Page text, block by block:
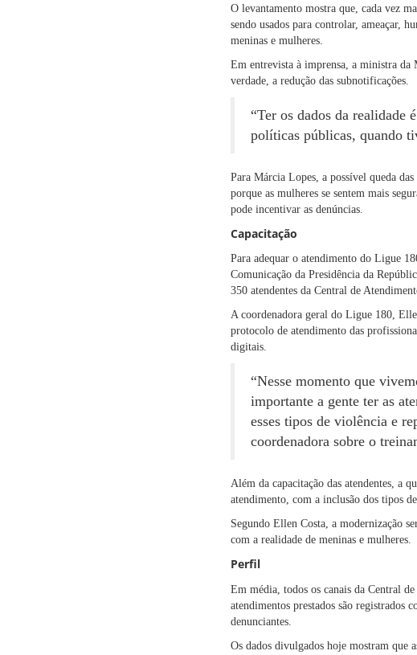
O levantamento mostra que, cada vez
sendo usados para controlar, ameaçar,
meninas e mulheres.
Em entrevista à imprensa, a ministra da
verdade, a redução das subnotificações.
“Ter os dados da realidade
políticas públicas, quando
Para Márcia Lopes, a possível queda
porque as mulheres se sentem mais
pode incentivar as denúncias.
Capacitação
Para adequar o atendimento do Ligue
Comunicação da Presidência da
350 atendentes da Central de
A coordenadora geral do Ligue 180,
protocolo de atendimento das
digitais.
“Nesse momento que
importante a gente ter as
esses tipos de violência e
coordenadora sobre o
Além da capacitação das atendentes, a
atendimento, com a inclusão dos tipos
Segundo Ellen Costa, a modernização
com a realidade de meninas e mulheres.
Perfil
Em média, todos os canais da Central
atendimentos prestados são registrados
denunciantes.
Os dados divulgados hoje mostram que